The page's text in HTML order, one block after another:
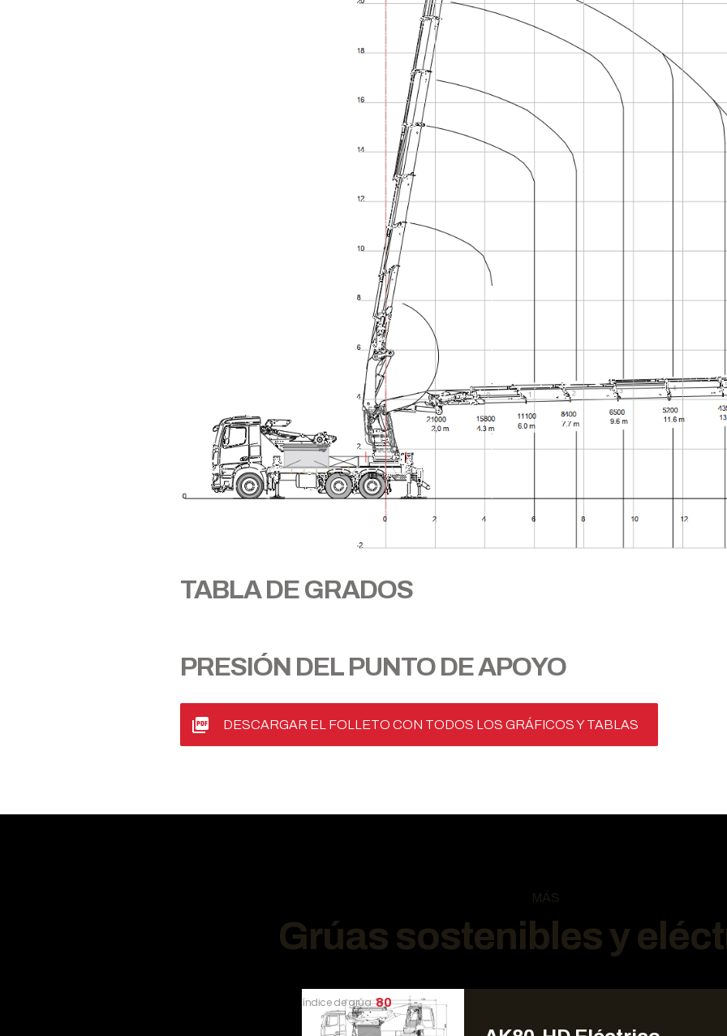
TABLA DE GRADOS
PRESIÓN DEL PUNTO DE APOYO
DESCARGAR EL FOLLETO CON TODOS LOS GRÁFICOS Y TABLAS
MÁS
Grúas sostenibles y
índice de grúa 80